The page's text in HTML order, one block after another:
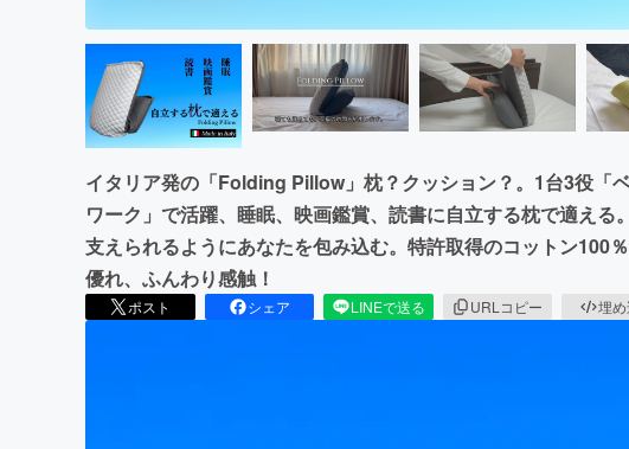
イタリア発の「Folding Pillow」枕？クッション？。1台3役「
ワーク」で活躍、睡眠、映画鑑賞、読書に自立する枕で適える
支えられるようにあなたを包み込む。特許取得のコットン100
優れ、ふんわり感触！
ポスト シェア LINEで送る URLコピー 埋